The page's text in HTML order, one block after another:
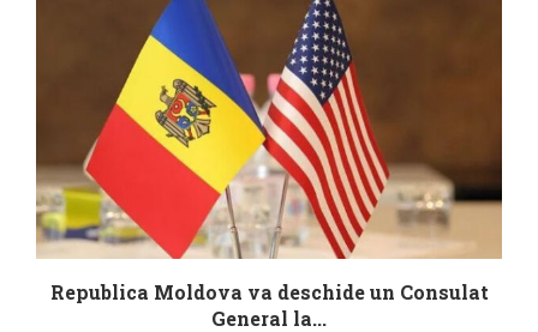
Republica Moldova va deschide un Consulat
General la...